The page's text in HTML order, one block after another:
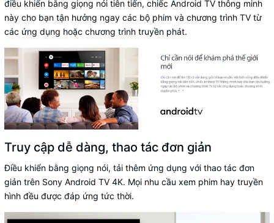
điều khiển bằng giọng nói tiên tiến, chiếc Android TV thông minh
này cho bạn tận hưởng ngay các bộ phim và chương trình TV từ
các ứng dụng hoặc chương trình truyền phát.
Truy cập dễ dàng, thao tác đơn giản
Điều khiển bằng giọng nói, tải thêm ứng dụng với thao tác đơn
giản trên Sony Android TV 4K. Mọi nhu cầu xem phim hay truyền
hình đều được đáp ứng tức thời.